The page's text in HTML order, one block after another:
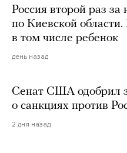
Россия второй раз
по Киевской
в том числе ребенок
день назад
Сенат США одобрил
о санкциях против
2 дня назад